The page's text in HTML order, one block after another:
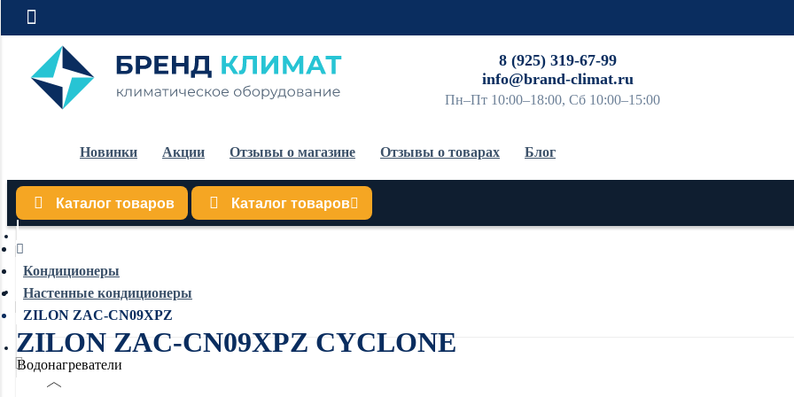
8 (925) 319-67-99
info@brand-climat.ru
Пн–Пт 10:00–18:00, Сб 10:00–15:00
Новинки Акции Отзывы о магазине Отзывы о товарах Блог
Каталог товаров Каталог товаров
Кондиционеры
Обогреватели
Водонагреватели
Кондиционеры
Настенные кондиционеры
ZILON ZAC-CN09XPZ
ZILON ZAC-CN09XPZ CYCLONE